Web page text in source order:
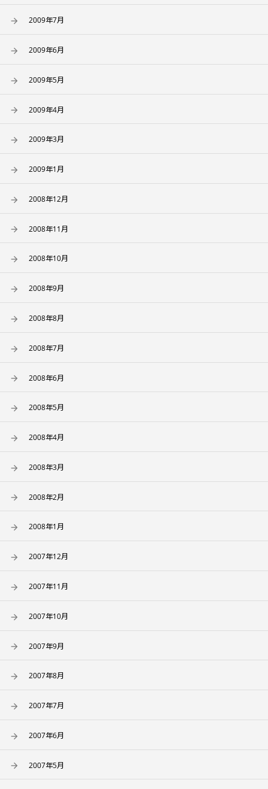
2009年7月
2009年6月
2009年5月
2009年4月
2009年3月
2009年1月
2008年12月
2008年11月
2008年10月
2008年9月
2008年8月
2008年7月
2008年6月
2008年5月
2008年4月
2008年3月
2008年2月
2008年1月
2007年12月
2007年11月
2007年10月
2007年9月
2007年8月
2007年7月
2007年6月
2007年5月